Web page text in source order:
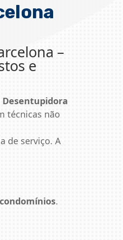
–
e
Desentupidora
técnicas não
de serviço. A
condomínios.